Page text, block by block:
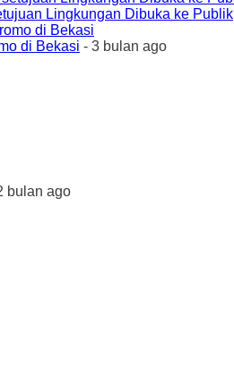
Lingkungan Dibuka ke Publik
di Bekasi - 3 bulan ago
bulan ago